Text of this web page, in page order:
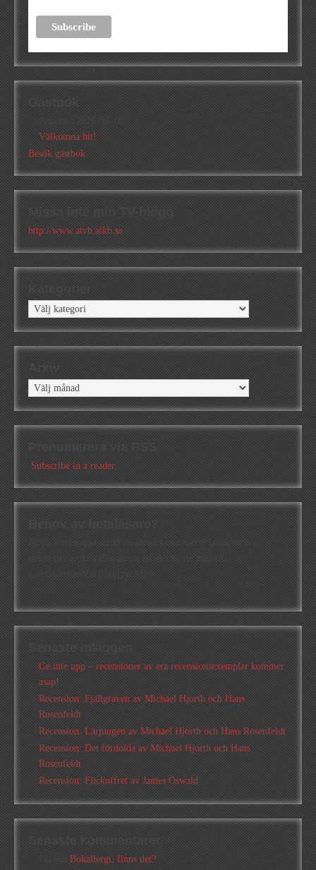
2026-05-10
Välkomna hit!
Besök gästbok
http://www.atvb.alkb.se
Kategorier
Arkiv
Prenumerera via RSS
Subscribe in a reader
Behov av betaläsare?
Är du intresserad att få en första konstruktiv kritik av en
a.abrahamsson[at]alkb[punkt]se
Senaste inläggen
Ge inte upp – recensioner av era recensionsexemplar kommer
asap!
Recension: Fjällgraven av Michael Hjorth och Hans
Rosenfeldt
Recension: Lärjungen av Michael Hjorth och Hans Rosenfeldt
Recension: Det fördolda av Michael Hjorth och Hans
Rosenfeldt
Recension: Flickoffret av James Oswald
Senaste kommentarer
Bokallergi, finns det?